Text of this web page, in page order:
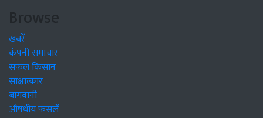
Browse
खबरें
कंपनी समाचार
सफल किसान
साक्षात्कार
बागवानी
औषधीय फसलें